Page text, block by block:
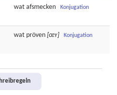
wat afsmecken Konjugation
wat pröven [œʏ] Konjugation